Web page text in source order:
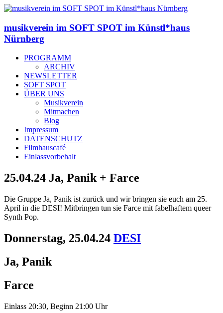
musikverein im SOFT SPOT im Künstl*haus
Nürnberg
PROGRAMM
ARCHIV
NEWSLETTER
SOFT SPOT
ÜBER UNS
Musikverein
Mitmachen
Blog
Impressum
DATENSCHUTZ
Filmhauscafé
Einlassvorbehalt
25.04.24 Ja, Panik + Farce
Die Gruppe Ja, Panik ist zurück und wir bringen sie euch am 25.
April in die DESI! Mitbringen tun sie Farce mit fabelhaftem queer
Synth Pop.
Donnerstag, 25.04.24 DESI
Ja, Panik
Farce
Einlass 20:30, Beginn 21:00 Uhr